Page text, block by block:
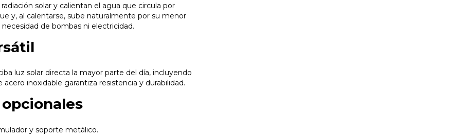
solar y calientan el agua que circula por
y, al calentarse, sube naturalmente por su menor
de bombas ni electricidad.
luz solar directa la mayor parte del día, incluyendo
inoxidable garantiza resistencia y durabilidad.
y soporte metálico.